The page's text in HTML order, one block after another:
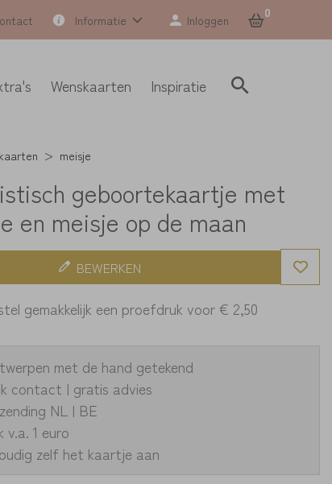
Informatie Inloggen 0
Wenskaarten Inspiratie
meisje
geboortekaartje met
en meisje op de maan
BEWERKEN
gemakkelijk een proefdruk voor€ 2,50
met de hand getekend
contact | gratis advies
NL | BE
v.a. 1 euro
zelf het kaartje aan